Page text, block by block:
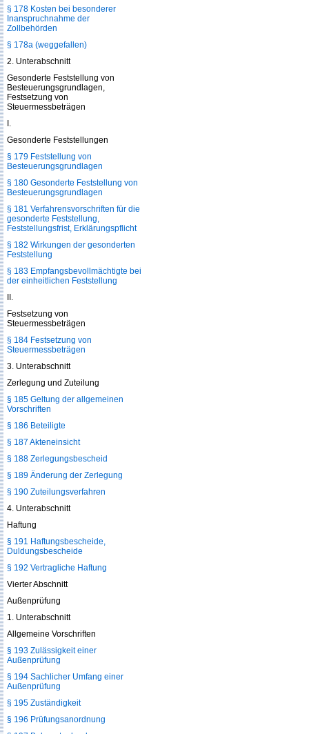
§ 178 Kosten bei besonderer
Inanspruchnahme der
Zollbehörden
§ 178a (weggefallen)
2. Unterabschnitt
Gesonderte Feststellung von
Besteuerungsgrundlagen,
Festsetzung von
Steuermessbeträgen
I.
Gesonderte Feststellungen
§ 179 Feststellung von
Besteuerungsgrundlagen
§ 180 Gesonderte Feststellung von
Besteuerungsgrundlagen
§ 181 Verfahrensvorschriften für die
gesonderte Feststellung,
Feststellungsfrist, Erklärungspflicht
§ 182 Wirkungen der gesonderten
Feststellung
§ 183 Empfangsbevollmächtigte bei
der einheitlichen Feststellung
II.
Festsetzung von
Steuermessbeträgen
§ 184 Festsetzung von
Steuermessbeträgen
3. Unterabschnitt
Zerlegung und Zuteilung
§ 185 Geltung der allgemeinen
Vorschriften
§ 186 Beteiligte
§ 187 Akteneinsicht
§ 188 Zerlegungsbescheid
§ 189 Änderung der Zerlegung
§ 190 Zuteilungsverfahren
4. Unterabschnitt
Haftung
§ 191 Haftungsbescheide,
Duldungsbescheide
§ 192 Vertragliche Haftung
Vierter Abschnitt
Außenprüfung
1. Unterabschnitt
Allgemeine Vorschriften
§ 193 Zulässigkeit einer
Außenprüfung
§ 194 Sachlicher Umfang einer
Außenprüfung
§ 195 Zuständigkeit
§ 196 Prüfungsanordnung